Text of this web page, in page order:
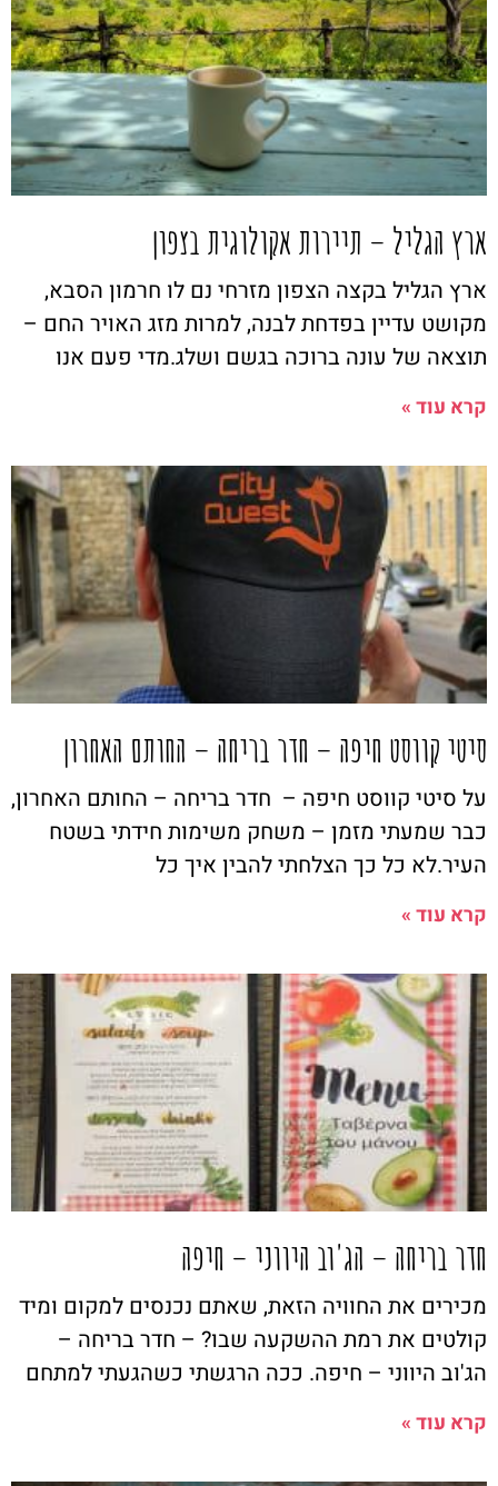
ארץ הגליל – תיירות אקולוגית בצפון
ארץ הגליל בקצה הצפון מזרחי נם לו חרמון הסבא,
מקושט עדיין בפדחת לבנה, למרות מזג האויר החם –
תוצאה של עונה ברוכה בגשם ושלג.מדי פעם אנו
קרא עוד »
סיטי קווסט חיפה – חדר בריחה – החותם האחרון
על סיטי קווסט חיפה – חדר בריחה – החותם האחרון,
כבר שמעתי מזמן – משחק משימות חידתי בשטח
העיר.לא כל כך הצלחתי להבין איך כל
קרא עוד »
חדר בריחה – הג'וב היווני – חיפה
מכירים את החוויה הזאת, שאתם נכנסים למקום ומיד
קולטים את רמת ההשקעה שבו? – חדר בריחה –
הג'וב היווני – חיפה. ככה הרגשתי כשהגעתי למתחם
קרא עוד »